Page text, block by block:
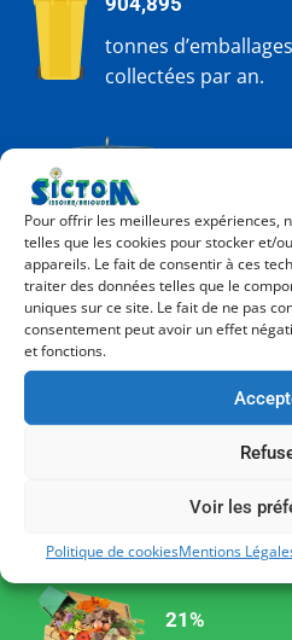
Pour offrir les meilleures expériences,
telles que les cookies pour stocker et/
appareils. Le fait de consentir à ces
traiter des données telles que le
uniques sur ce site. Le fait de ne pas
consentement peut avoir un effet
et fonctions.
Voir les
Politique de cookiesMentions
tonnes
collectées par an.
tonnes
44,969
21%